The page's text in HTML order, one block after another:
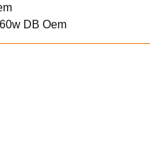
DB Oem